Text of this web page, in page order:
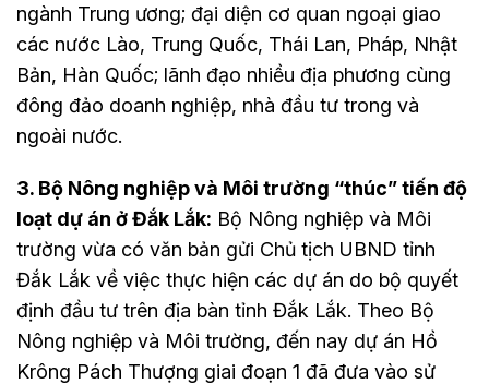
ngành Trung ương; đại diện cơ quan ngoại giao
các nước Lào, Trung Quốc, Thái Lan, Pháp, Nhật
Bản, Hàn Quốc; lãnh đạo nhiều địa phương cùng
đông đảo doanh nghiệp, nhà đầu tư trong và
ngoài nước.
3. Bộ Nông nghiệp và Môi trường “thúc” tiến độ
loạt dự án ở Đắk Lắk: Bộ Nông nghiệp và Môi
trường vừa có văn bản gửi Chủ tịch UBND tỉnh
Đắk Lắk về việc thực hiện các dự án do bộ quyết
định đầu tư trên địa bàn tỉnh Đắk Lắk. Theo Bộ
Nông nghiệp và Môi trường, đến nay dự án Hồ
Krông Pách Thượng giai đoạn 1 đã đưa vào sử